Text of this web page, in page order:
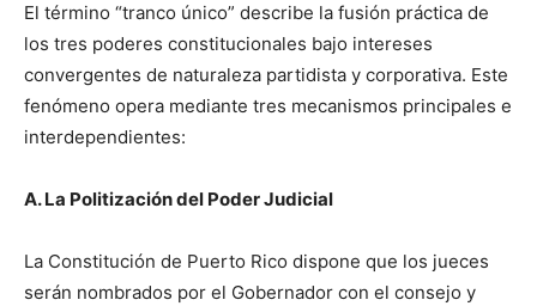
El término “tranco único” describe la fusión práctica de
los tres poderes constitucionales bajo intereses
convergentes de naturaleza partidista y corporativa. Este
fenómeno opera mediante tres mecanismos principales e
interdependientes:
A. La Politización del Poder Judicial
La Constitución de Puerto Rico dispone que los jueces
serán nombrados por el Gobernador con el consejo y